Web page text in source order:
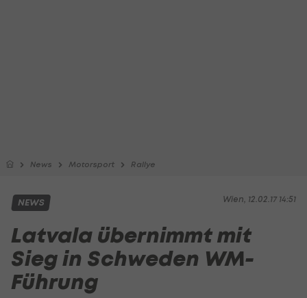
News Motorsport Rallye
Wien, 12.02.17 14:51
NEWS
Latvala übernimmt mit
Sieg in Schweden WM-
Führung